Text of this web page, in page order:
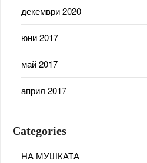
декември 2020
юни 2017
май 2017
април 2017
Categories
НА МУШКАТА